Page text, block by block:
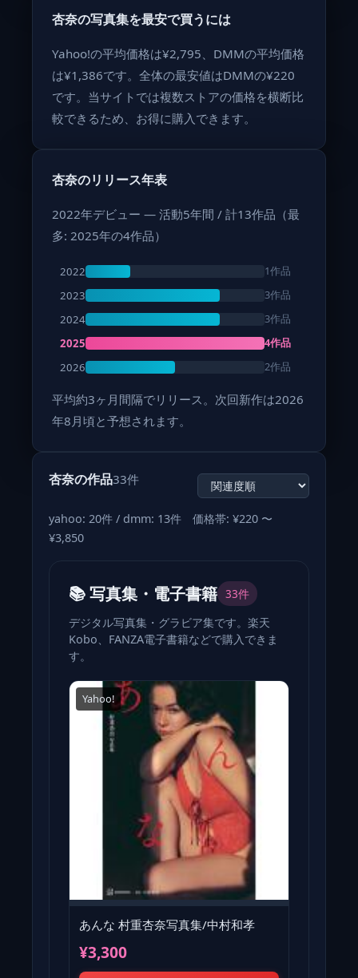
杏奈の写真集を最安で買うには
Yahoo!の平均価格は¥2,795、DMMの平均価格
は¥1,386です。全体の最安値はDMMの¥220
です。当サイトでは複数ストアの価格を横断比
較できるため、お得に購入できます。
杏奈のリリース年表
2022年デビュー — 活動5年間 / 計13作品（最
多: 2025年の4作品）
2022
1作品
2023
3作品
2024
3作品
2025
4作品
2026
2作品
平均約3ヶ月間隔でリリース。次回新作は2026
年8月頃と予想されます。
杏奈の作品33件
yahoo: 20件 / dmm: 13件 価格帯: ¥220 〜
¥3,850
📚 写真集・電子書籍 33件
デジタル写真集・グラビア集です。楽天
Kobo、FANZA電子書籍などで購入できま
す。
Yahoo!
あんな 村重杏奈写真集/中村和孝
¥3,300